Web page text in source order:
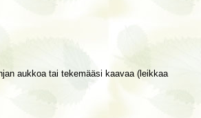
aukkoa tai tekemääsi kaavaa (leikkaa